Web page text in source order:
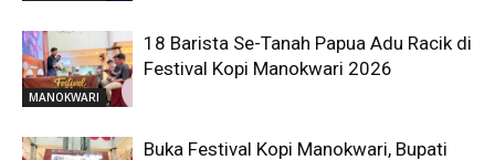
MANOKWARI
18 Barista Se-Tanah Papua Adu Racik di
Festival Kopi Manokwari 2026
Buka Festival Kopi Manokwari, Bupati